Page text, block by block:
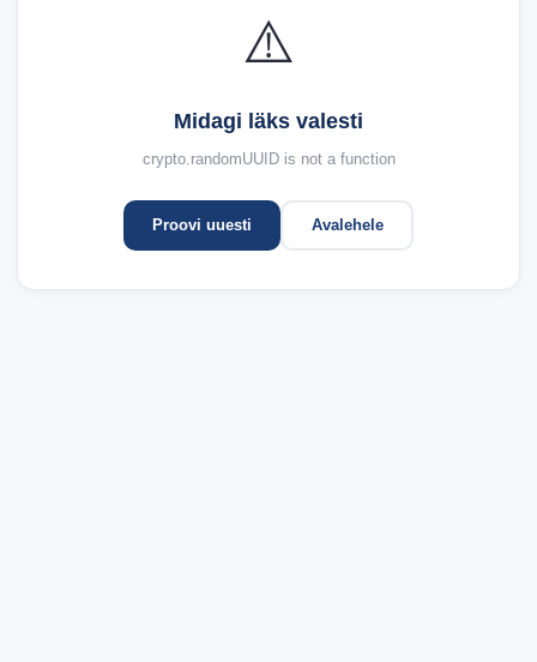
⚠️
Midagi läks valesti
crypto.randomUUID is not a function
Proovi uuesti Avalehele